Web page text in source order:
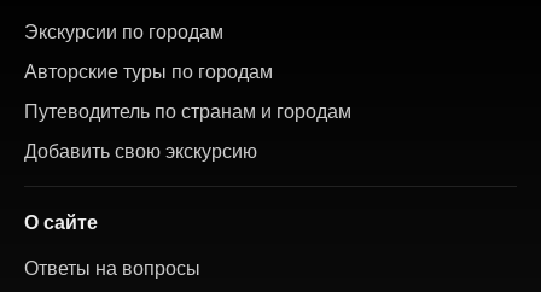
Экскурсии по городам
Авторские туры по городам
Путеводитель по странам и городам
Добавить свою экскурсию
О сайте
Ответы на вопросы